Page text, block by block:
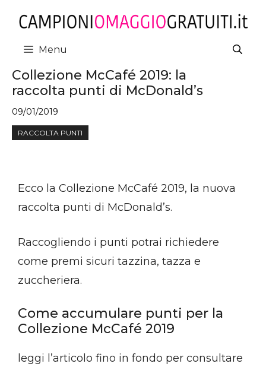
contenuto
Menu
Collezione McCafé 2019: la
raccolta punti di McDonald’s
09/01/2019
RACCOLTA PUNTI
Ecco la Collezione McCafé 2019, la nuova
raccolta punti di McDonald’s.
Raccogliendo i punti potrai richiedere
come premi sicuri tazzina, tazza e
zuccheriera.
Come accumulare punti per la
Collezione McCafé 2019
leggi l’articolo fino in fondo per consultare